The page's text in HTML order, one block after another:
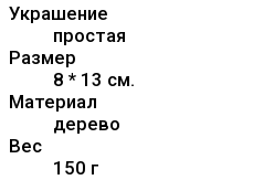
Украшение
простая
Размер
8 * 13 см.
Материал
дерево
Вес
150 г